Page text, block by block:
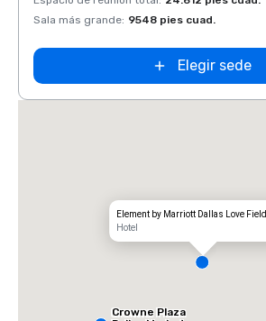
Sala más grande: 9548 pies cuad.
Elegir sede
Element by Marriott Dallas Love Field
Hotel
Crowne Plaza